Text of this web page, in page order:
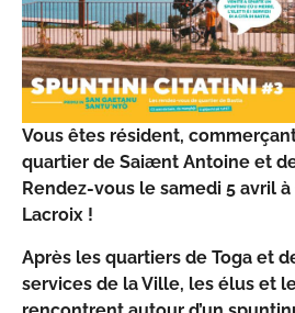
Vous êtes résident,
quartier de Saiænt Antoine et
Rendez-vous le samedi 5 avril
Lacroix !
Après les quartiers de Toga et
services de la Ville, les élus et